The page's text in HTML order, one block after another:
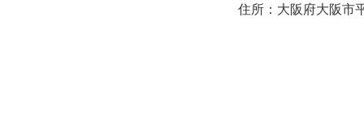
住所：大阪府大阪市